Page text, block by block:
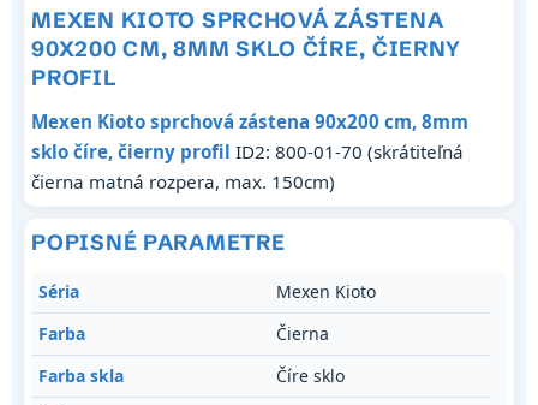
MEXEN KIOTO SPRCHOVÁ ZÁSTENA
90X200 CM, 8MM SKLO ČÍRE, ČIERNY
PROFIL
Mexen Kioto sprchová zástena 90x200 cm, 8mm
sklo číre, čierny profil ID2: 800-01-70 (skrátiteľná
čierna matná rozpera, max. 150cm)
POPISNÉ PARAMETRE
Séria
Mexen Kioto
Farba
Čierna
Farba skla
Číre sklo